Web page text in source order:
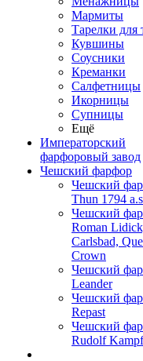
Мармиты
Тарелки для
Кувшины
Соусники
Креманки
Салфетницы
Икорницы
Супницы
Ещё
Императорский
фарфоровый завод
Чешский фарфор
Чешский
Thun 1794
Чешский
Roman
Carlsbad,
Crown
Чешский
Leander
Чешский
Repast
Чешский
Rudolf Kampf